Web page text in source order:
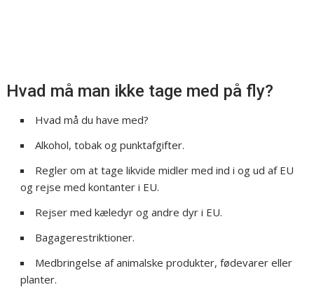
Hvad må man ikke tage med på fly?
Hvad må du have med?
Alkohol, tobak og punktafgifter.
Regler om at tage likvide midler med ind i og ud af EU
og rejse med kontanter i EU.
Rejser med kæledyr og andre dyr i EU.
Bagagerestriktioner.
Medbringelse af animalske produkter, fødevarer eller
planter.